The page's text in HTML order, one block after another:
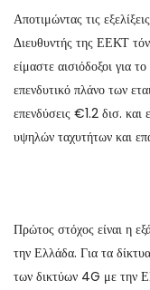
Αποτιμώντας τις
Διευθυντής της ΕΕΚΤ
είμαστε αισιόδοξοι για
επενδυτικό πλάνο των
επενδύσεις €1.2 δισ.
υψηλών ταχυτήτων και
Πρώτος στόχος είναι η
την Ελλάδα. Για τα
των δικτύων 4G με την